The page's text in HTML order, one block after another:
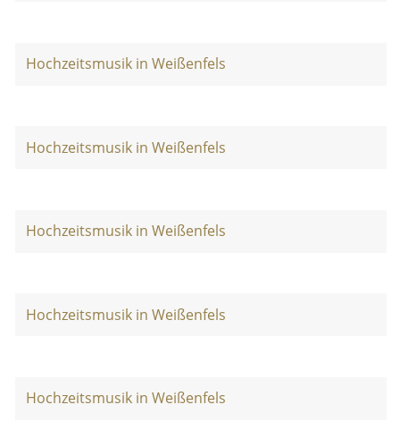
Hochzeitsmusik in Weißenfels
Hochzeitsmusik in Weißenfels
Hochzeitsmusik in Weißenfels
Hochzeitsmusik in Weißenfels
Hochzeitsmusik in Weißenfels